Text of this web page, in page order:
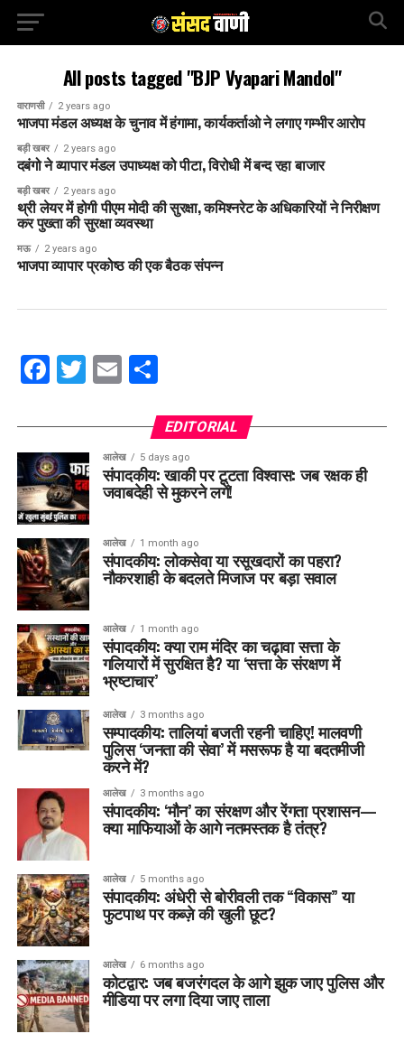
All posts tagged "BJP Vyapari Mandol"
वाराणसी 2 years ago
भाजपा मंडल अध्यक्ष के चुनाव में हंगामा, कार्यकर्ताओ ने लगाए गम्भीर आरोप
बड़ी खबर 2 years ago
दबंगो ने व्यापार मंडल उपाध्यक्ष को पीटा, विरोधी में बन्द रहा बाजार
बड़ी खबर 2 years ago
थ्री लेयर में होगी पीएम मोदी की सुरक्षा, कमिश्नरेट के अधिकारियों ने निरीक्षण
कर पुख्ता की सुरक्षा व्यवस्था
मऊ 2 years ago
भाजपा व्यापार प्रकोष्ठ की एक बैठक संपन्न
Facebook
Twitter
EmailShare
EDITORIAL
आलेख 5 days ago
संपादकीय: खाकी पर टूटता विश्वास: जब रक्षक ही
जवाबदेही से मुकरने लगें!
आलेख 1 month ago
संपादकीय: लोकसेवा या रसूखदारों का पहरा?
नौकरशाही के बदलते मिजाज पर बड़ा सवाल
आलेख 1 month ago
संपादकीय: क्या राम मंदिर का चढ़ावा सत्ता के
गलियारों में सुरक्षित है? या ‘सत्ता के संरक्षण में
भ्रष्टाचार’
आलेख 3 months ago
सम्पादकीय: तालियां बजती रहनी चाहिए! मालवणी
पुलिस ‘जनता की सेवा’ में मसरूफ है या बदतमीजी
करने में?
आलेख 3 months ago
संपादकीय: ‘मौन’ का संरक्षण और रेंगता प्रशासन—
क्या माफियाओं के आगे नतमस्तक है तंत्र?
आलेख 5 months ago
संपादकीय: अंधेरी से बोरीवली तक “विकास” या
फुटपाथ पर कब्ज़े की खुली छूट?
आलेख 6 months ago
कोटद्वार: जब बजरंगदल के आगे झुक जाए पुलिस और
मीडिया पर लगा दिया जाए ताला